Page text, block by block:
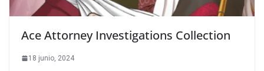
Ace Attorney Investigations Collection
18 junio, 2024